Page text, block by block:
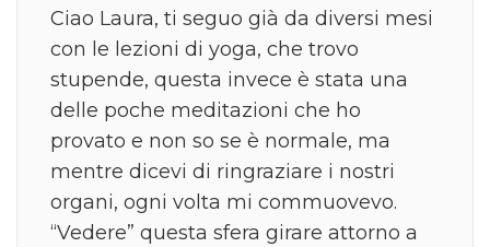
Ciao Laura, ti seguo già da diversi mesi
con le lezioni di yoga, che trovo
stupende, questa invece è stata una
delle poche meditazioni che ho
provato e non so se è normale, ma
mentre dicevi di ringraziare i nostri
organi, ogni volta mi commuovevo.
“Vedere” questa sfera girare attorno a